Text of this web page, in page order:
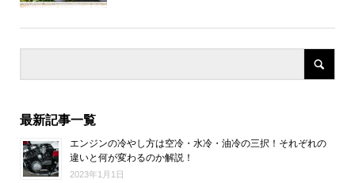
最新記事一覧
エンジンの冷やし方は空冷・水冷・油冷の三択！それぞれの
違いと何が変わるのか解説！
2023年1月1日